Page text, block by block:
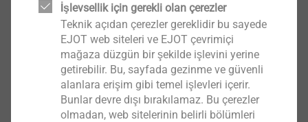
Bu ürün için şuanda talebe göre fiyat
verilmektedir.
Daha fazla bilgi içininfo@ejot-tezmak.com
adresine talebinizi iletebilirsiniz.
İşlevsellik için gerekli olan çerezler
Teknik açıdan çerezler gereklidir bu sayede
EJOT web siteleri ve EJOT çevrimiçi
mağaza düzgün bir şekilde işlevini yerine
getirebilir. Bu, sayfada gezinme ve güvenli
alanlara erişim gibi temel işlevleri içerir.
Bunlar devre dışı bırakılamaz. Bu çerezler
olmadan, web sitelerinin belirli bölümleri